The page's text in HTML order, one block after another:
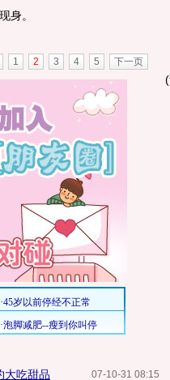
身。
1 2 3 4 5 下一页
07-10-31 08:15
大吃甜品